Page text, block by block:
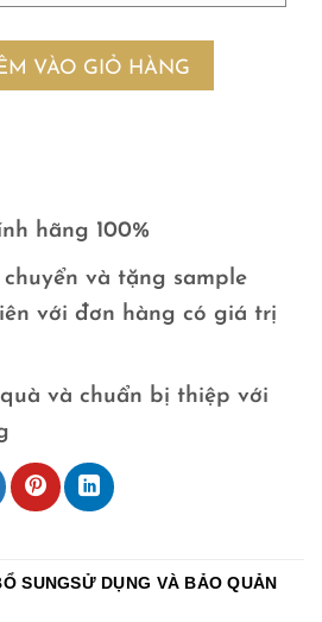
VÀO GIỎ HÀNG
hãng 100%
và tặng sample
với đơn hàng có giá trị
và chuẩn bị thiệp với
SUNGSỬ DỤNG VÀ BẢO QUẢN